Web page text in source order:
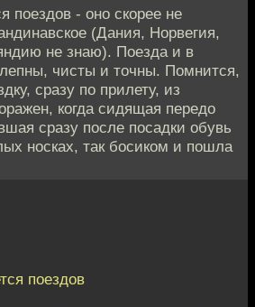
поездов - оно скорее не
(Дания, Норвегия,
не знаю). Поезда и в
чисты и точны. Помнится,
сразу по прилету, из
когда сидящая передо
сразу после посадки обувь
носках, так босиком и пошла
поездов